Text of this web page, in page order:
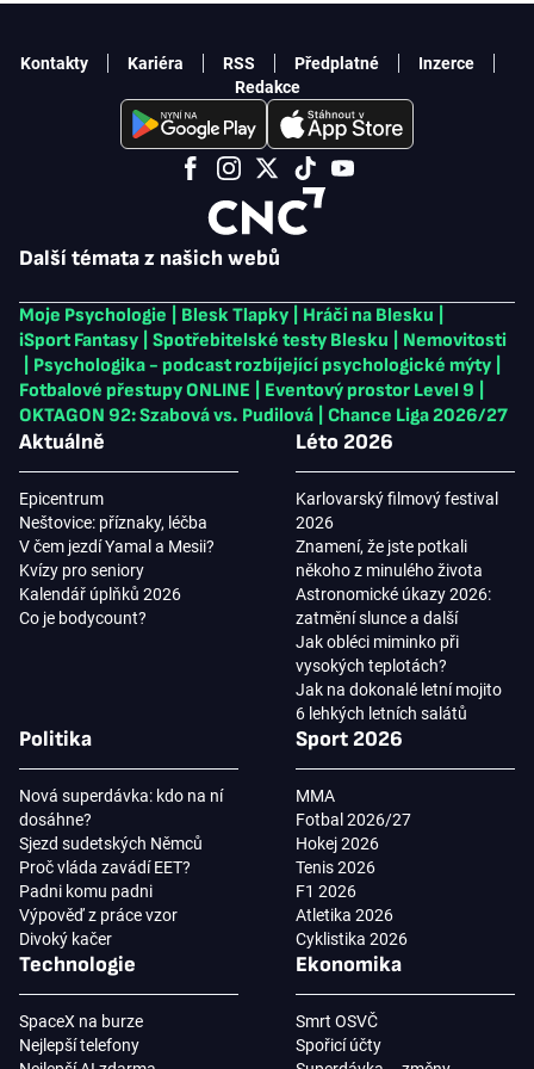
Další témata z našich webů
Moje Psychologie Blesk Tlapky Hráči na Blesku
iSport Fantasy
Spotřebitelské testy Blesku
Nemovitosti
Psychologika - podcast rozbíjející psychologické mýty
Fotbalové přestupy ONLINE
Eventový prostor Level 9
OKTAGON 92: Szabová vs. Pudilová
Chance Liga 2026/27
Aktuálně
Epicentrum
Neštovice: příznaky, léčba
V čem jezdí Yamal a Mesii?
Kvízy pro seniory
Kalendář úplňků 2026
Co je bodycount?
Léto 2026
Karlovarský filmový festival
2026
Znamení, že jste potkali
někoho z minulého života
Astronomické úkazy 2026:
zatmění slunce a další
Jak obléci miminko při
vysokých teplotách?
Jak na dokonalé letní mojito
6 lehkých letních salátů
Politika
Nová superdávka: kdo na ní
dosáhne?
Sjezd sudetských Němců
Proč vláda zavádí EET?
Padni komu padni
Výpověď z práce vzor
Divoký kačer
Sport 2026
MMA
Fotbal 2026/27
Hokej 2026
Tenis 2026
F1 2026
Atletika 2026
Cyklistika 2026
Technologie
SpaceX na burze
Nejlepší telefony
Ekonomika
Smrt OSVČ
Spořicí účty
Kontakty Kariéra RSS Předplatné
Inzerce
Redakce